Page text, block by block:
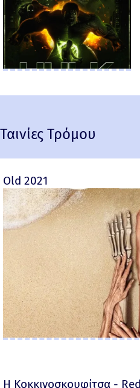
Ταινίες Τρόμου
Old 2021
Η Κοκκινοσκουφίτσα -